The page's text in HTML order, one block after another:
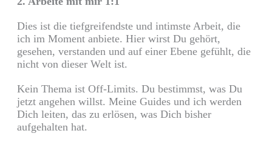
Dies ist die tiefgreifendste und intimste Arbeit, die
ich im Moment anbiete. Hier wirst Du gehört,
gesehen, verstanden und auf einer Ebene gefühlt, die
nicht von dieser Welt ist.
Kein Thema ist Off-Limits. Du bestimmst, was Du
jetzt angehen willst. Meine Guides und ich werden
Dich leiten, das zu erlösen, was Dich bisher
aufgehalten hat.